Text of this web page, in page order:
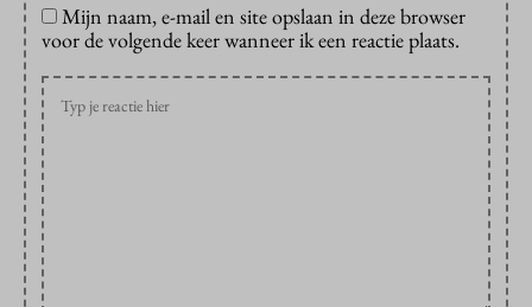
Mijn naam, e-mail en site opslaan in deze browser
voor de volgende keer wanneer ik een reactie plaats.